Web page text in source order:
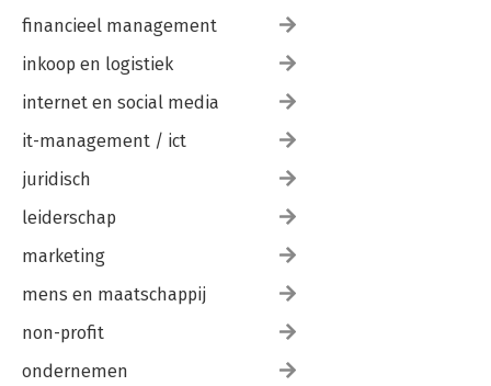
financieel management
inkoop en logistiek
internet en social media
it-management / ict
juridisch
leiderschap
marketing
mens en maatschappij
non-profit
ondernemen